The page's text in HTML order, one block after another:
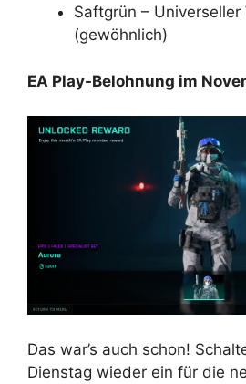
Saftgrün – Universeller
(gewöhnlich)
EA Play-Belohnung im
Das war’s auch schon!
Dienstag wieder ein für die